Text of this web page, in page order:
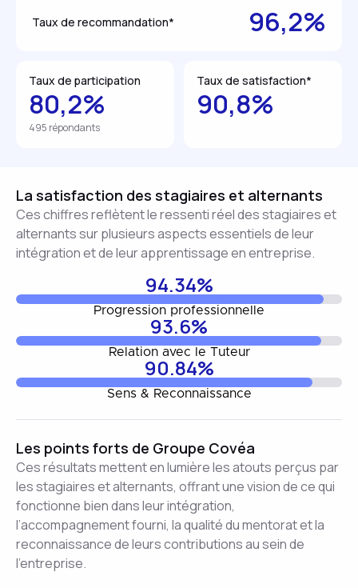
Taux de recommandation* 96,2%
Taux de participation
80,2%
495 répondants
Taux de satisfaction*
90,8%
La satisfaction des stagiaires et alternants
Ces chiffres reflètent le ressenti réel des stagiaires et
alternants sur plusieurs aspects essentiels de leur
intégration et de leur apprentissage en entreprise.
94.34%
Progression professionnelle
93.6%
Relation avec le Tuteur
90.84%
Sens & Reconnaissance
Les points forts de Groupe Covéa
Ces résultats mettent en lumière les atouts perçus par
les stagiaires et alternants, offrant une vision de ce qui
fonctionne bien dans leur intégration,
l’accompagnement fourni, la qualité du mentorat et la
reconnaissance de leurs contributions au sein de
l’entreprise.